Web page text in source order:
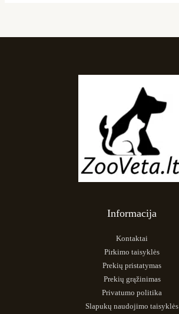
Informacija
Kontaktai
Pirkimo taisyklės
Prekių pristatymas
Prekių grąžinimas
Privatumo politika
Slapukų naudojimo taisyklės